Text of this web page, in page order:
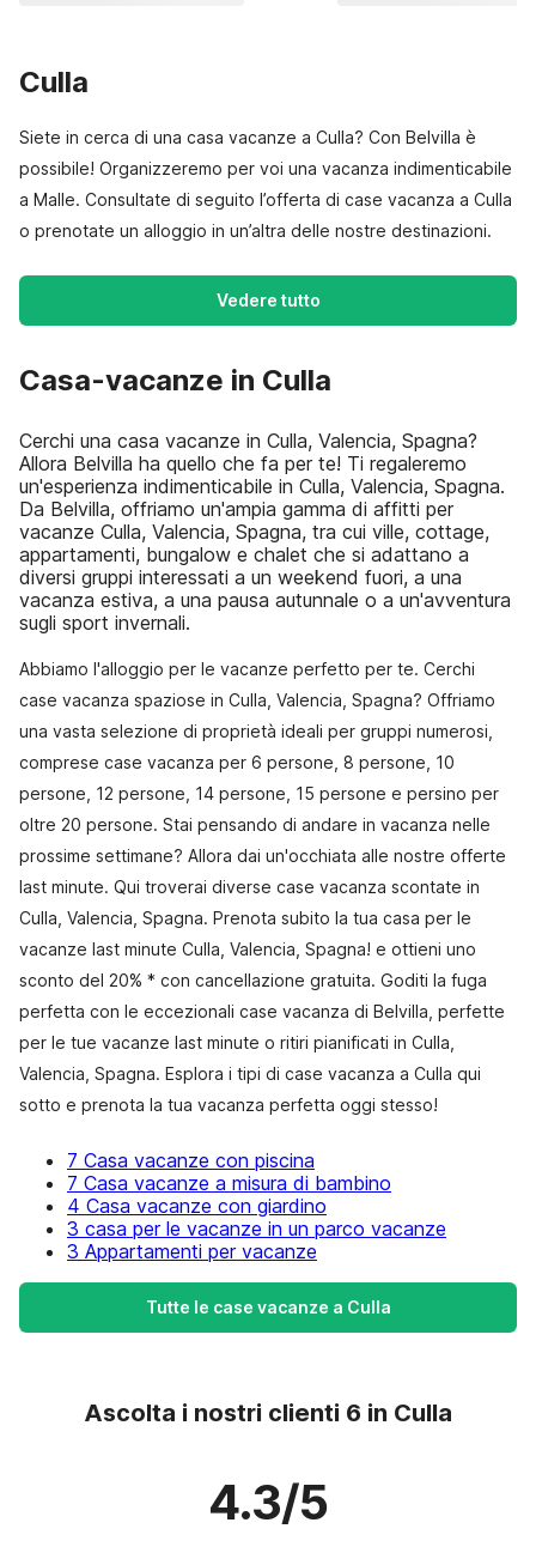
Culla
Siete in cerca di una casa vacanze a Culla? Con Belvilla è
possibile! Organizzeremo per voi una vacanza indimenticabile
a Malle. Consultate di seguito l’offerta di case vacanza a Culla
o prenotate un alloggio in un’altra delle nostre destinazioni.
Vedere tutto
Casa-vacanze in Culla
Cerchi una casa vacanze in Culla, Valencia, Spagna?
Allora Belvilla ha quello che fa per te! Ti regaleremo
un'esperienza indimenticabile in Culla, Valencia, Spagna.
Da Belvilla, offriamo un'ampia gamma di affitti per
vacanze Culla, Valencia, Spagna, tra cui ville, cottage,
appartamenti, bungalow e chalet che si adattano a
diversi gruppi interessati a un weekend fuori, a una
vacanza estiva, a una pausa autunnale o a un'avventura
sugli sport invernali.
Abbiamo l'alloggio per le vacanze perfetto per te. Cerchi
case vacanza spaziose in Culla, Valencia, Spagna? Offriamo
una vasta selezione di proprietà ideali per gruppi numerosi,
comprese case vacanza per 6 persone, 8 persone, 10
persone, 12 persone, 14 persone, 15 persone e persino per
oltre 20 persone. Stai pensando di andare in vacanza nelle
prossime settimane? Allora dai un'occhiata alle nostre offerte
last minute. Qui troverai diverse case vacanza scontate in
Culla, Valencia, Spagna. Prenota subito la tua casa per le
vacanze last minute Culla, Valencia, Spagna! e ottieni uno
sconto del 20% * con cancellazione gratuita. Goditi la fuga
perfetta con le eccezionali case vacanza di Belvilla, perfette
per le tue vacanze last minute o ritiri pianificati in Culla,
Valencia, Spagna. Esplora i tipi di case vacanza a Culla qui
sotto e prenota la tua vacanza perfetta oggi stesso!
7 Casa vacanze con piscina
7 Casa vacanze a misura di bambino
4 Casa vacanze con giardino
3 casa per le vacanze in un parco vacanze
3 Appartamenti per vacanze
Tutte le case vacanze a Culla
Ascolta i nostri clienti 6 in Culla
4.3/5